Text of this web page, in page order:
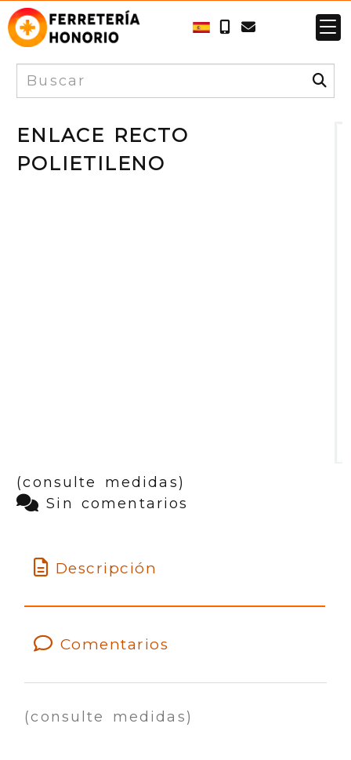
ENLACE RECTO
POLIETILENO
(consulte medidas)
Sin comentarios
Descripción
Comentarios
(consulte medidas)